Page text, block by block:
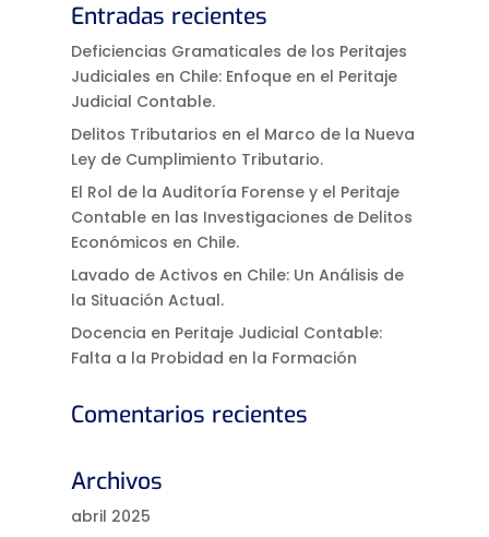
Entradas recientes
Deficiencias Gramaticales de los Peritajes
Judiciales en Chile: Enfoque en el Peritaje
Judicial Contable.
Delitos Tributarios en el Marco de la Nueva
Ley de Cumplimiento Tributario.
El Rol de la Auditoría Forense y el Peritaje
Contable en las Investigaciones de Delitos
Económicos en Chile.
Lavado de Activos en Chile: Un Análisis de
la Situación Actual.
Docencia en Peritaje Judicial Contable:
Falta a la Probidad en la Formación
Comentarios recientes
Archivos
abril 2025